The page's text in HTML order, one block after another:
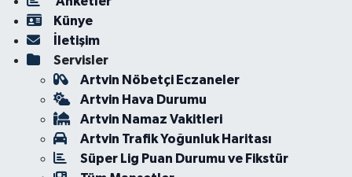
Künye
İletişim
Servisler
Artvin Nöbetçi Eczaneler
Artvin Hava Durumu
Artvin Namaz Vakitleri
Artvin Trafik Yoğunluk Haritası
Süper Lig Puan Durumu ve Fikstür